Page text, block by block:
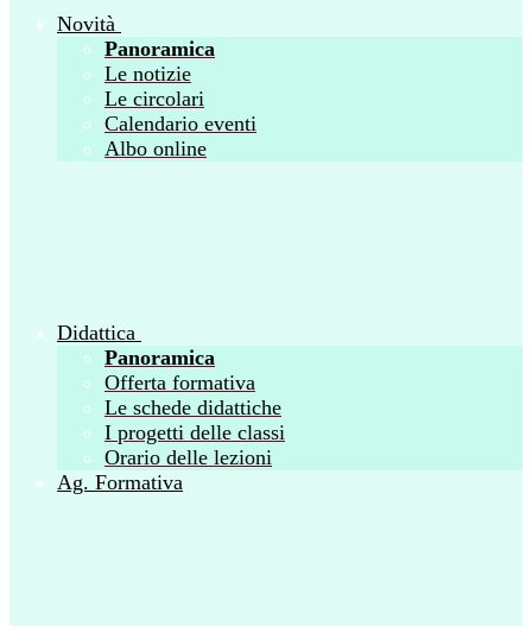
Novità
Panoramica
Le notizie
Le circolari
Calendario eventi
Albo online
Didattica
Panoramica
Offerta formativa
Le schede didattiche
I progetti delle classi
Orario delle lezioni
Ag. Formativa